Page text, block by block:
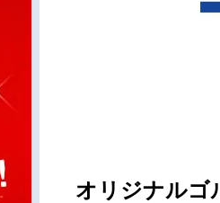
オリジナルゴ